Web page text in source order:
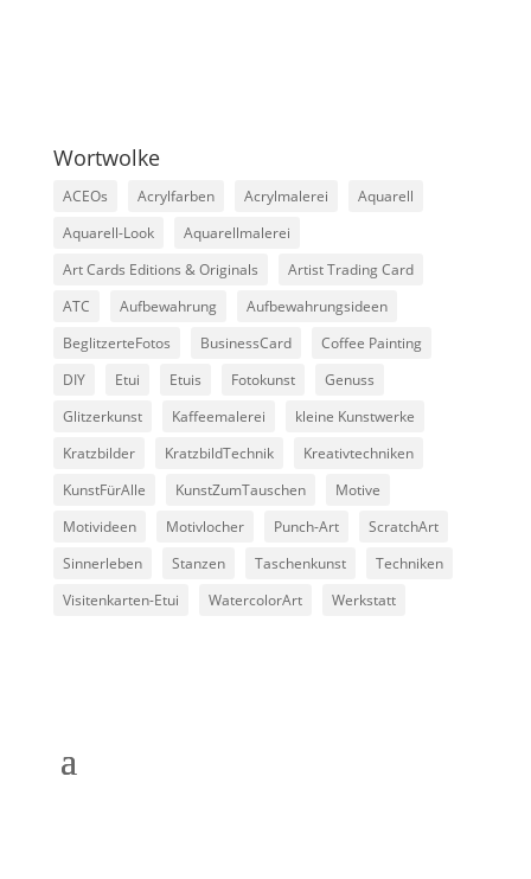
Wortwolke
ACEOs Acrylfarben Acrylmalerei
Aquarell
Aquarell-Look
Aquarellmalerei
Art Cards Editions & Originals
Artist Trading Card
ATC
Aufbewahrung
Aufbewahrungsideen
BeglitzerteFotos
BusinessCard
Coffee Painting
DIY
Etui Etuis Fotokunst
Genuss
Glitzerkunst
Kaffeemalerei
kleine Kunstwerke
Kratzbilder
KratzbildTechnik
Kreativtechniken
KunstFürAlle
KunstZumTauschen
Motive
Motivideen
Motivlocher Punch-Art
ScratchArt
Sinnerleben
Stanzen Taschenkunst
Techniken
Visitenkarten-Etui
WatercolorArt Werkstatt